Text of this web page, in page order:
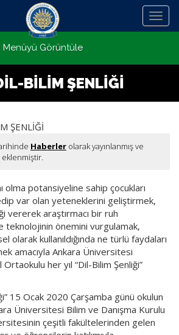
Menü
Menüyü Görüntüle
BİLİM ŞENLİĞİ
Haberler olarak yayınlanmış ve
olma potansiyeline sahip çocukları
var olan yeteneklerini geliştirmek,
vererek araştırmacı bir ruh
teknolojinin önemini vurgulamak,
olarak kullanıldığında ne türlü faydaları
amacıyla Ankara Üniversitesi
her yıl “Dil-Bilim Şenliği”
15 Ocak 2020 Çarşamba günü okulun
Üniversitesi Bilim ve Danışma Kurulu
çeşitli fakültelerinden gelen